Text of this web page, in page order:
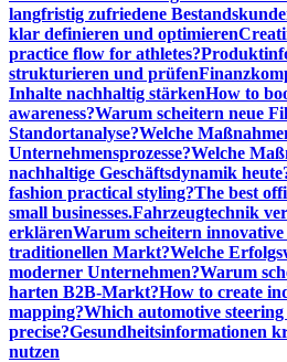
langfristig zufriedene
klar definieren und optimieren
practice flow for athletes?
strukturieren und prüfen
Inhalte nachhaltig stärkenHow to
awareness?Warum scheitern neue
Standortanalyse?Welche
Unternehmensprozesse?Welche
nachhaltige Geschäftsdynamik
fashion practical styling?The best
small businesses.Fahrzeugtechnik
erklärenWarum scheitern innovative
traditionellen Markt?Welche
moderner Unternehmen?Warum
harten B2B-Markt?How to create
mapping?Which automotive steering
precise?Gesundheitsinformationen
nutzen